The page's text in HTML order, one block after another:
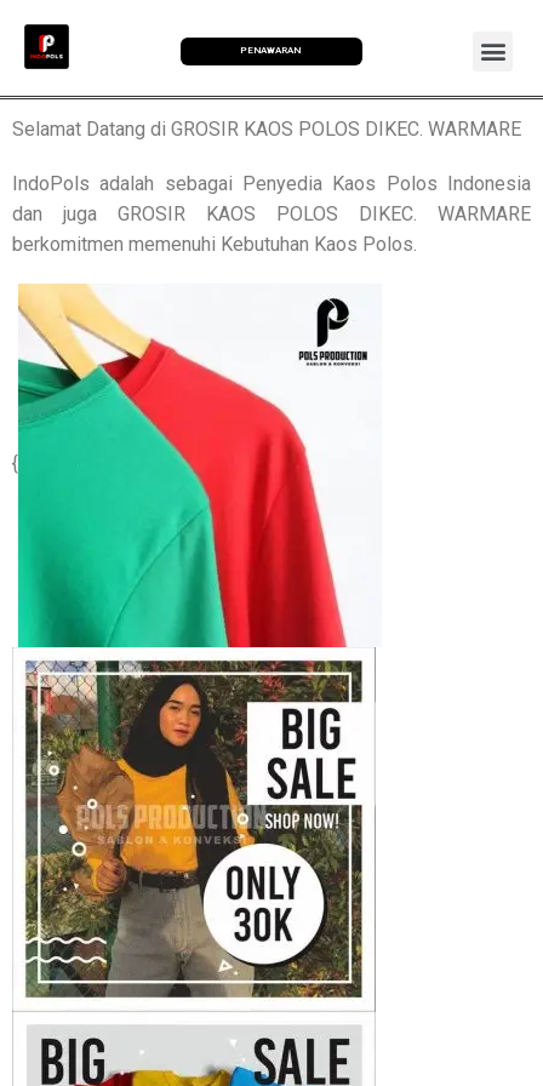
PENAWARAN
Selamat Datang di GROSIR KAOS POLOS DIKEC. WARMARE
IndoPols adalah sebagai Penyedia Kaos Polos Indonesia
dan juga GROSIR KAOS POLOS DIKEC. WARMARE
berkomitmen memenuhi Kebutuhan Kaos Polos.
{